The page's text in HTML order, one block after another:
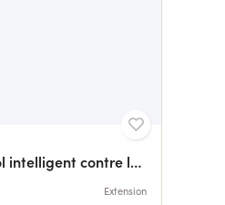
Blockey, l'antivol intelligent contre le piratage automobile
Extension